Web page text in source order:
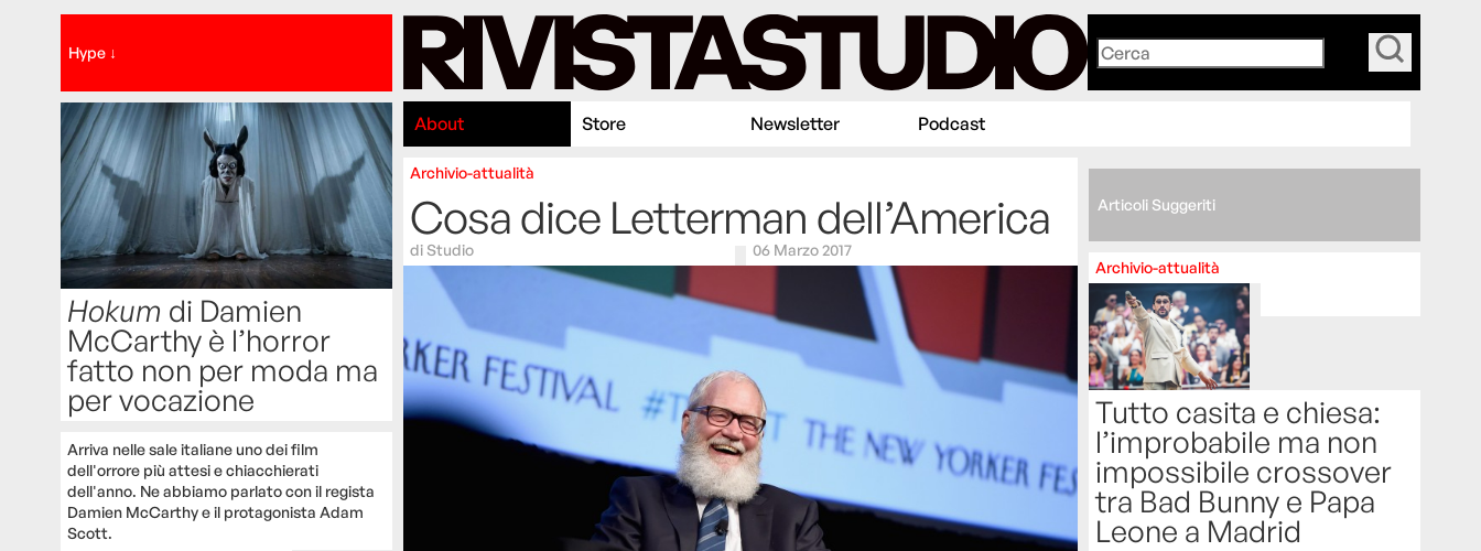
Hype ↓
Hokum di Damien
McCarthy è l’horror
fatto non per moda ma
per vocazione
Arriva nelle sale italiane uno dei film
dell'orrore più attesi e chiacchierati
dell'anno. Ne abbiamo parlato con il regista
Damien McCarthy e il protagonista Adam
Scott.
About Store Newsletter Podcast
Archivio-attualità
Cosa dice Letterman dell’America
diStudio 06 Marzo 2017
Articoli Suggeriti
Archivio-attualità
Tutto casita e chiesa:
l’improbabile ma non
impossibile crossover
tra Bad Bunny e Papa
Leone a Madrid